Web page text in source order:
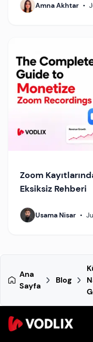
Amna Akhtar •
Zoom
Eksiksiz Rehberi
Usama Nisar •
Ana
Sayfa
Blog